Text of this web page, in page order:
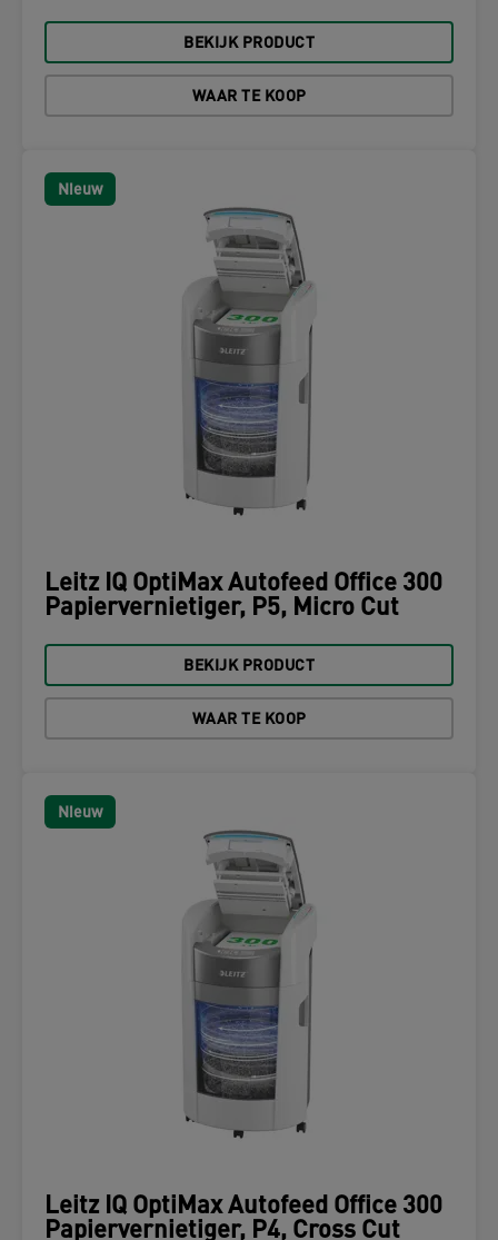
BEKIJK PRODUCT
WAAR TE KOOP
Nieuw
Leitz IQ OptiMax Autofeed Office 300
Papiervernietiger, P5, Micro Cut
BEKIJK PRODUCT
WAAR TE KOOP
Nieuw
Leitz IQ OptiMax Autofeed Office 300
Papiervernietiger, P4, Cross Cut